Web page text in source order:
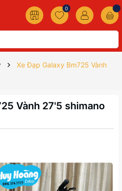
0
Xe Đạp Galaxy Bm725 Vành
Vành 27'5 shimano